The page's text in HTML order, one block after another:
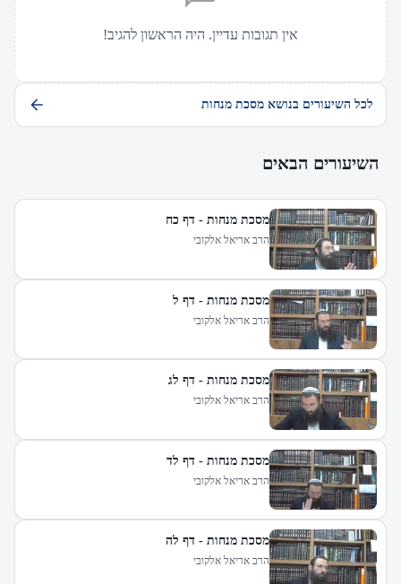
אין תגובות עדיין. היה הראשון להגיב!
לכל השיעורים בנושא מסכת מנחות
השיעורים הבאים
מסכת מנחות - דף כח
הרב אריאל אלקובי
מסכת מנחות - דף ל
הרב אריאל אלקובי
מסכת מנחות - דף לג
הרב אריאל אלקובי
מסכת מנחות - דף לד
הרב אריאל אלקובי
מסכת מנחות - דף לה
הרב אריאל אלקובי